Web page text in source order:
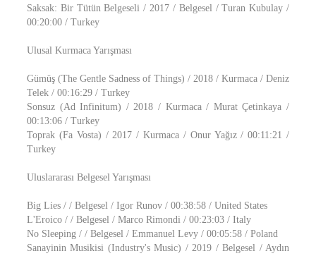
Saksak: Bir Tütün Belgeseli / 2017 / Belgesel / Turan Kubulay /
00:20:00 / Turkey
Ulusal Kurmaca Yarışması
Gümüş (The Gentle Sadness of Things) / 2018 / Kurmaca / Deniz
Telek / 00:16:29 / Turkey
Sonsuz (Ad Infinitum) / 2018 / Kurmaca / Murat Çetinkaya /
00:13:06 / Turkey
Toprak (Fa Vosta) / 2017 / Kurmaca / Onur Yağız / 00:11:21 /
Turkey
Uluslararası Belgesel Yarışması
Big Lies / / Belgesel / Igor Runov / 00:38:58 / United States
L'Eroico / / Belgesel / Marco Rimondi / 00:23:03 / Italy
No Sleeping / / Belgesel / Emmanuel Levy / 00:05:58 / Poland
Sanayinin Musikisi (Industry's Music) / 2019 / Belgesel / Aydın